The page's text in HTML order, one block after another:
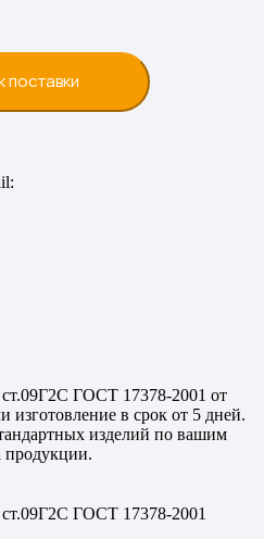
поставки
ГОСТ 17378-2001 от
изготовление в срок от 5 дней.
изделий по вашим
продукции.
ГОСТ 17378-2001